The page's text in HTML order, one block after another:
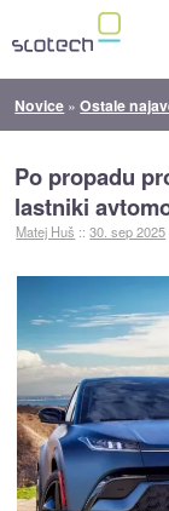
Novice »Ostale
Po propadu
lastniki
Matej Huš ::30. sep 2025